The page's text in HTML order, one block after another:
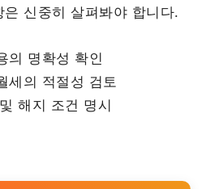
신중히 살펴봐야 합니다.
의 명확성 확인
세의 적절성 검토
해지 조건 명시